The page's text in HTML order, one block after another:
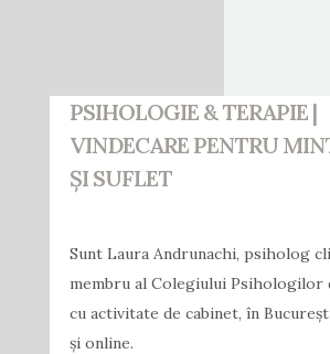
PSIHOLOGIE & TERAPIE |
VINDECARE PENTRU
ȘI SUFLET
Sunt Laura Andrunachi, psiholog
membru al Colegiului Psihologilor
cu activitate de cabinet, în
și online.